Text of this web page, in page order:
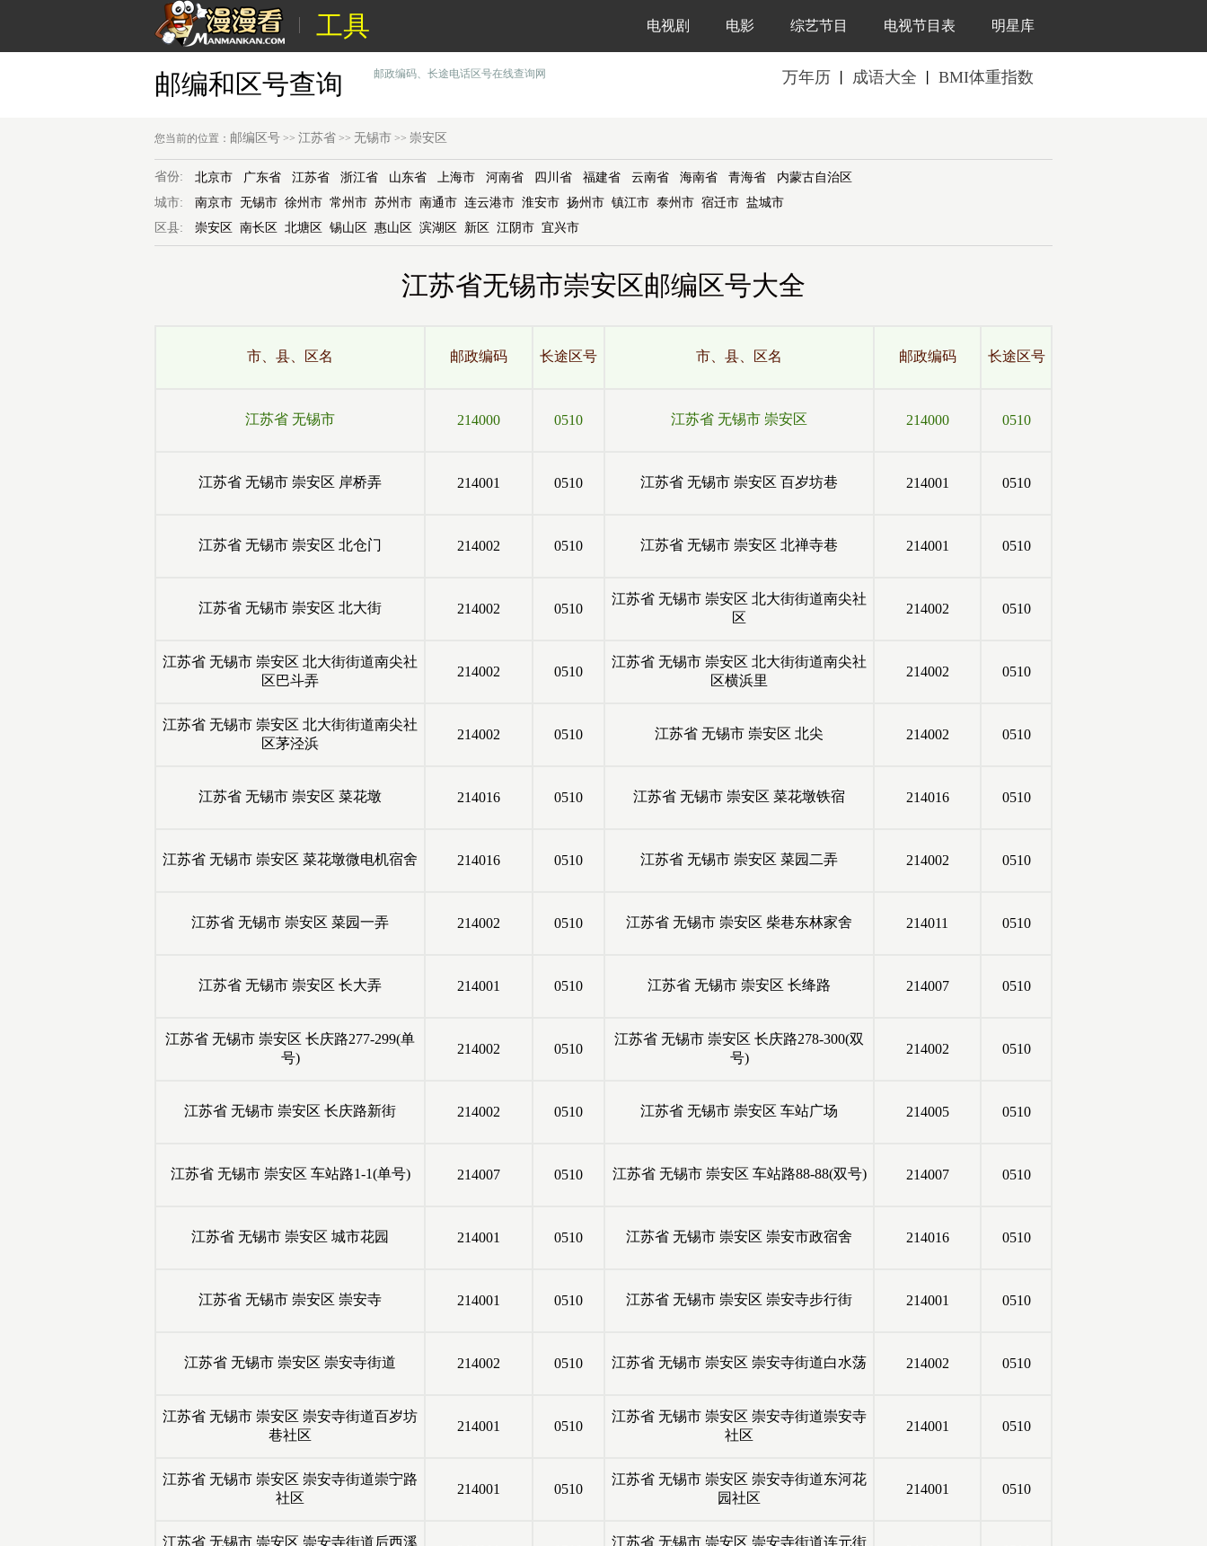
工具 明星库
电视节目表
综艺节目
电影
电视剧
邮编和区号查询 邮政编码、长途电话区号在线查询网 万年历 成语大全 BMI体重指数
您当前的位置： 邮编区号 >> 江苏省 >> 无锡市 >> 崇安区
省份: 北京市 广东省 江苏省 浙江省 山东省 上海市 河南省 四川省 福建省 云南省 海南省 青海省
内蒙古自治区
城市:
南京市 无锡市 徐州市 常州市 苏州市 南通市 连云港市 淮安市 扬州市 镇江市 泰州市 宿迁市 盐城市
区县:
崇安区 南长区 北塘区 锡山区 惠山区 滨湖区 新区 江阴市 宜兴市
江苏省无锡市崇安区邮编区号大全
市、县、区名 邮政编码 长途区号 市、县、区名 邮政编码 长途区号
江苏省 无锡市 214000 0510 江苏省 无锡市 崇安区 214000 0510
江苏省 无锡市 崇安区 岸桥弄 214001 0510 江苏省 无锡市 崇安区 百岁坊巷 214001 0510
江苏省 无锡市 崇安区 北仓门 214002 0510 江苏省 无锡市 崇安区 北禅寺巷 214001 0510
江苏省 无锡市 崇安区 北大街 214002 0510
江苏省 无锡市 崇安区 北大街街道南尖社
区
214002 0510
江苏省 无锡市 崇安区 北大街街道南尖社
区巴斗弄
214002 0510
江苏省 无锡市 崇安区 北大街街道南尖社
区横浜里
214002 0510
江苏省 无锡市 崇安区 北大街街道南尖社
区茅泾浜
214002 0510 江苏省 无锡市 崇安区 北尖 214002 0510
江苏省 无锡市 崇安区 菜花墩 214016 0510 江苏省 无锡市 崇安区 菜花墩铁宿 214016 0510
江苏省 无锡市 崇安区 菜花墩微电机宿舍 214016 0510 江苏省 无锡市 崇安区 菜园二弄 214002 0510
江苏省 无锡市 崇安区 菜园一弄 214002 0510 江苏省 无锡市 崇安区 柴巷东林家舍 214011 0510
江苏省 无锡市 崇安区 长大弄 214001 0510 江苏省 无锡市 崇安区 长绛路 214007 0510
江苏省 无锡市 崇安区 长庆路277-299(单
号)
214002 0510
江苏省 无锡市 崇安区 长庆路278-300(双
号)
214002 0510
江苏省 无锡市 崇安区 长庆路新街 214002 0510 江苏省 无锡市 崇安区 车站广场 214005 0510
江苏省 无锡市 崇安区 车站路1-1(单号) 214007 0510 江苏省 无锡市 崇安区 车站路88-88(双号) 214007 0510
江苏省 无锡市 崇安区 城市花园 214001 0510 江苏省 无锡市 崇安区 崇安市政宿舍 214016 0510
江苏省 无锡市 崇安区 崇安寺 214001 0510 江苏省 无锡市 崇安区 崇安寺步行街 214001 0510
江苏省 无锡市 崇安区 崇安寺街道 214002 0510 江苏省 无锡市 崇安区 崇安寺街道白水荡 214002 0510
江苏省 无锡市 崇安区 崇安寺街道百岁坊
巷社区
214001 0510
江苏省 无锡市 崇安区 崇安寺街道崇安寺
社区
214001 0510
江苏省 无锡市 崇安区 崇安寺街道崇宁路
社区
214001 0510
江苏省 无锡市 崇安区 崇安寺街道东河花
园社区
214001 0510
江苏省 无锡市 崇安区 崇安寺街道后西溪
江苏省 无锡市 崇安区 崇安寺街道连元街